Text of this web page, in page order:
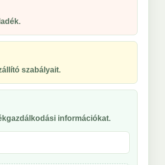
szabályait.
információkat.